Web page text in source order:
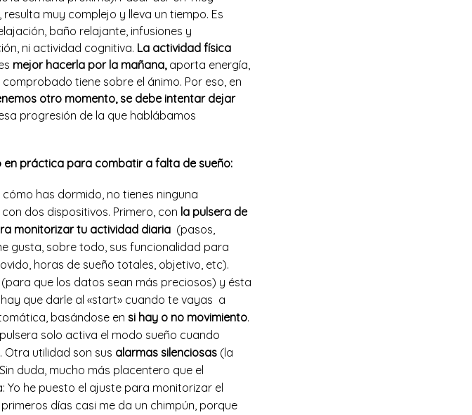
muy complejo y lleva un tiempo. Es
baño relajante, infusiones y
ni actividad cognitiva. La actividad física
mejor hacerla por la mañana,aporta energía,
tiene sobre el ánimo. Por eso, en
otro momento, se debe intentar dejar
progresión de la que hablábamos
en práctica para combatir a falta de sueño:
has dormido, no tienes ninguna
dos dispositivos. Primero, con la pulsera de
monitorizar tu actividad diaria (pasos,
gusta, sobre todo, sus funcionalidad para
horas de sueño totales, objetivo, etc).
que los datos sean más preciosos) y ésta
hay que darle al «start» cuando te vayas a
basándose en si hay o no movimiento.
solo activa el modo sueño cuando
Otra utilidad son sus alarmas silenciosas (la
duda, mucho más placentero que el
he puesto el ajuste para monitorizar el
días casi me da un chimpún, porque